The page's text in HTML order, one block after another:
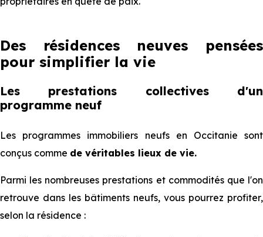
Des résidences neuves pensées
pour simplifier la vie
Les prestations collectives d'un
programme neuf
Les programmes immobiliers neufs en Occitanie sont
conçus comme de véritables lieux de vie.
Parmi les nombreuses prestations et commodités que l'on
retrouve dans les bâtiments neufs, vous pourrez profiter,
selon la résidence :